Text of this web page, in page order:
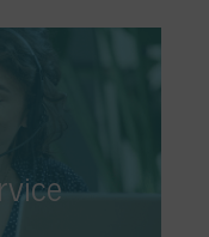
WEEE-